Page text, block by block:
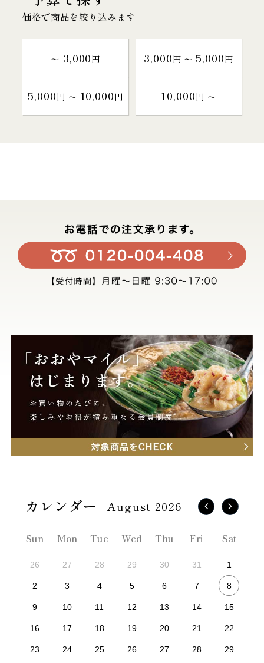
価格で商品を絞り込みます
～ 3,000円 3,000円 〜 5,000円
5,000円 〜 10,000円 10,000円 〜
August 2026
Sun Mon Tue Wed Thu Fri Sat
26 27 28 29 30 31 1
2 3 4 5 6 7 8
9 10 11 12 13 14 15
16 17 18 19 20 21 22
23 24 25 26 27 28 29